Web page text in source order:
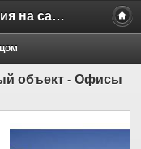
Бесплатные объявления на сайте MILAMO.ru
объект - Офисы